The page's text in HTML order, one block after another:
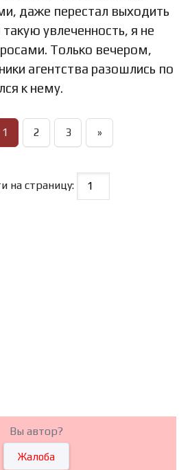
даже перестал выходить
такую увлеченность, я не
Только вечером,
агентства разошлись по
к нему.
1 2 3 »
на страницу:
Вы автор?
Жалоба